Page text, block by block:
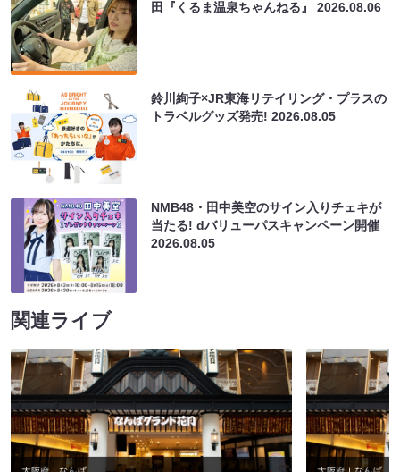
田『くるま温泉ちゃんねる』2026.08.06
鈴川絢子×JR東海リテイリング・プラスの
トラベルグッズ発売!2026.08.05
NMB48・田中美空のサイン入りチェキが
当たる! dバリューパスキャンペーン開催
2026.08.05
関連ライブ